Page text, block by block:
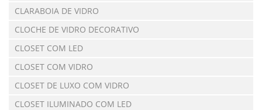
CLARABOIA DE VIDRO
CLOCHE DE VIDRO DECORATIVO
CLOSET COM LED
CLOSET COM VIDRO
CLOSET DE LUXO COM VIDRO
CLOSET ILUMINADO COM LED